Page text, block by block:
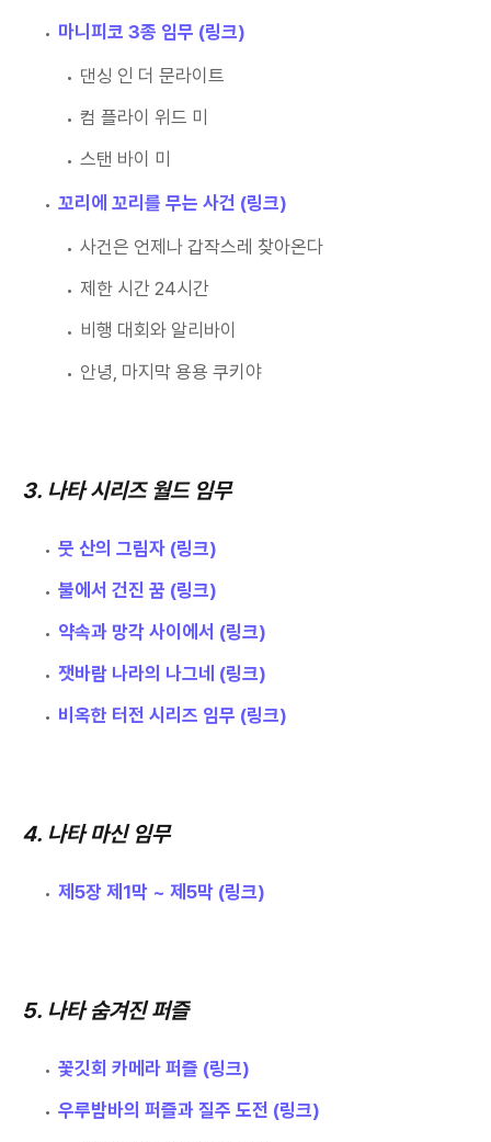
마니피코 3종 임무 (링크)
댄싱 인 더 문라이트
컴 플라이 위드 미
스탠 바이 미
꼬리에 꼬리를 무는 사건 (링크)
사건은 언제나 갑작스레 찾아온다
제한 시간 24시간
비행 대회와 알리바이
안녕, 마지막 용용 쿠키야
3. 나타 시리즈 월드 임무
뭇 산의 그림자 (링크)
불에서 건진 꿈 (링크)
약속과 망각 사이에서 (링크)
잿바람 나라의 나그네 (링크)
비옥한 터전 시리즈 임무 (링크)
4. 나타 마신 임무
제5장 제1막 ~ 제5막 (링크)
5. 나타 숨겨진 퍼즐
꽃깃회 카메라 퍼즐 (링크)
우루밤바의 퍼즐과 질주 도전 (링크)